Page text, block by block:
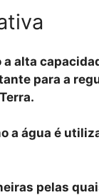
a alta
para a
a água é
pelas